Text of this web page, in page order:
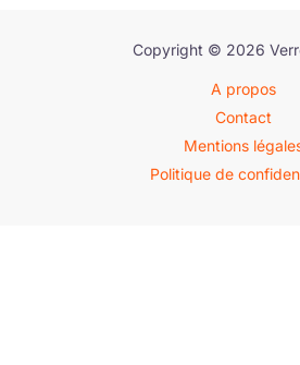
Copyright © 2026
A propos
Contact
Mentions
Politique de